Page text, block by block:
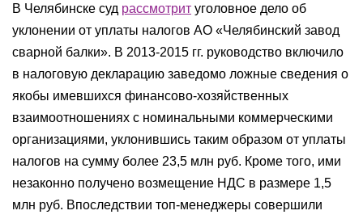
В Челябинске суд рассмотрит уголовное дело об
уклонении от уплаты налогов АО «Челябинский завод
сварной балки». В 2013-2015 гг. руководство включило
в налоговую декларацию заведомо ложные сведения о
якобы имевшихся финансово-хозяйственных
взаимоотношениях с номинальными коммерческими
организациями, уклонившись таким образом от уплаты
налогов на сумму более 23,5 млн руб. Кроме того, ими
незаконно получено возмещение НДС в размере 1,5
млн руб. Впоследствии топ-менеджеры совершили